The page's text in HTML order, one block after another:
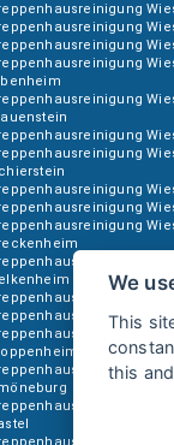
We
This
this